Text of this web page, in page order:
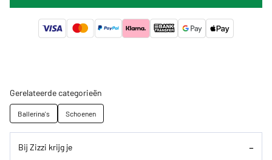
Gerelateerde categorieën
Ballerina's Schoenen
Bij Zizzi krijg je